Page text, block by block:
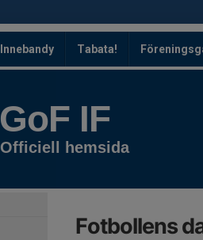
Innebandy Tabata!
GoF IF
Officiell hemsida
Fotbollens